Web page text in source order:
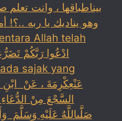
بيناطباقها ، وانت
وهو يناديك يا ربه
السَّجْعَ ‏‏مِنْ
‏صَلَّىاللَّهُ عَلَيْهِ وَسَلَّمَ